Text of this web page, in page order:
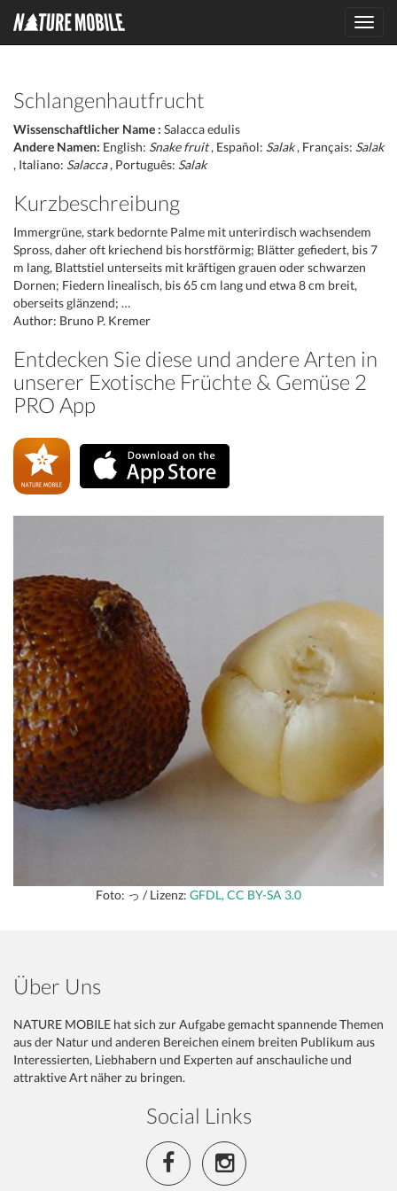
Schlangenhautfrucht
Wissenschaftlicher Name : Salacca edulis
Andere Namen: English: Snake fruit, Español: Salak, Français: Salak
, Italiano: Salacca, Português: Salak
Kurzbeschreibung
Immergrüne, stark bedornte Palme mit unterirdisch wachsendem
Spross, daher oft kriechend bis horstförmig; Blätter gefiedert, bis 7
m lang, Blattstiel unterseits mit kräftigen grauen oder schwarzen
Dornen; Fiedern linealisch, bis 65 cm lang und etwa 8 cm breit,
oberseits glänzend; …
Author: Bruno P. Kremer
Entdecken Sie diese und andere Arten in
unserer Exotische Früchte & Gemüse 2
PRO App
Foto: っ / Lizenz: GFDL, CC BY-SA 3.0
Über Uns
NATURE MOBILE hat sich zur Aufgabe gemacht spannende Themen
aus der Natur und anderen Bereichen einem breiten Publikum aus
Interessierten, Liebhabern und Experten auf anschauliche und
attraktive Art näher zu bringen.
Social Links